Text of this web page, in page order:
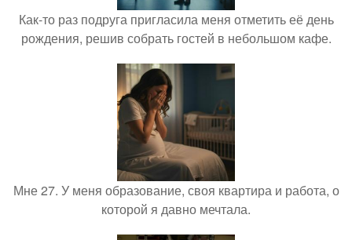
Как-то раз подруга пригласила меня отметить её день
рождения, решив собрать гостей в небольшом кафе.
Мне 27. У меня образование, своя квартира и работа, о
которой я давно мечтала.